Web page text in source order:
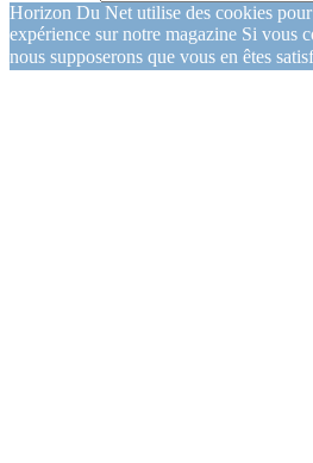
Horizon Du Net utilise des cookies
expérience sur notre magazine Si vous
nous supposerons que vous en êtes